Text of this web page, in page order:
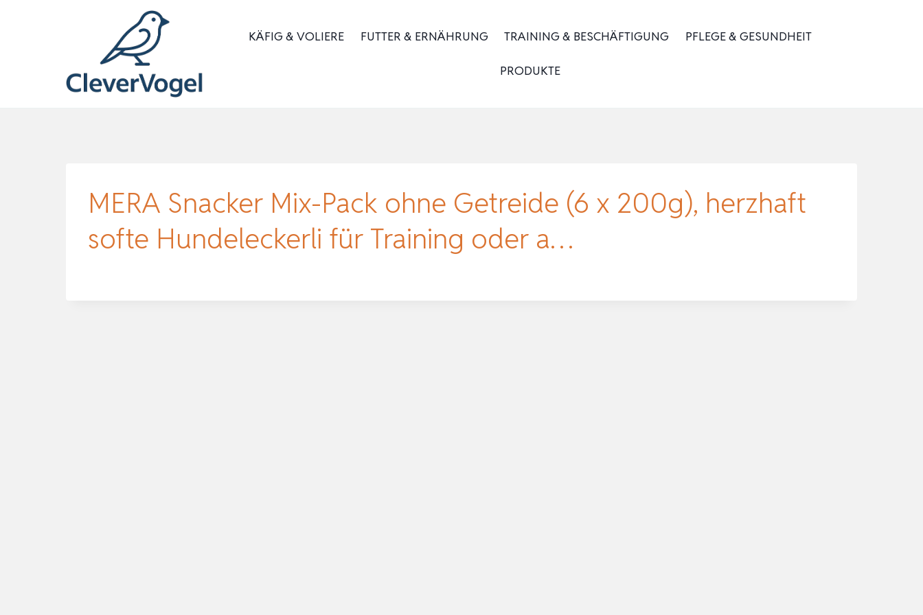
KÄFIG & VOLIERE FUTTER & ERNÄHRUNG TRAINING & BESCHÄFTIGUNG PFLEGE & GESUNDHEIT
PRODUKTE
MERA Snacker Mix-Pack ohne Getreide (6 x 200g), herzhaft
softe Hundeleckerli für Training oder a…